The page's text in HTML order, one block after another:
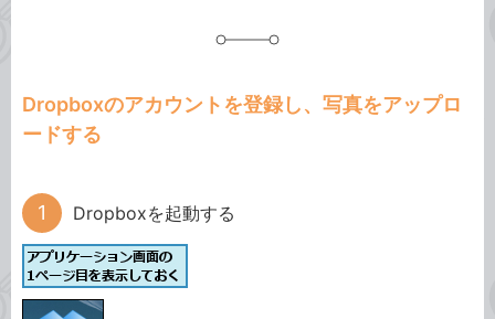
Dropboxのアカウントを登録し、写真をアップロ
ードする
Dropboxを起動する